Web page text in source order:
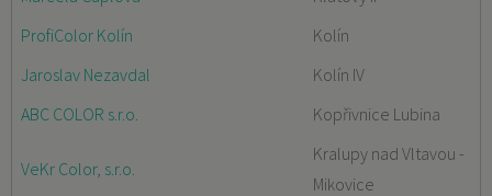
ProfiColor Kolín
Kolín
Jaroslav Nezavdal
Kolín IV
ABC COLOR s.r.o.
Kopřivnice Lubina
VeKr Color, s.r.o.
Kralupy nad Vltavou -
Mikovice